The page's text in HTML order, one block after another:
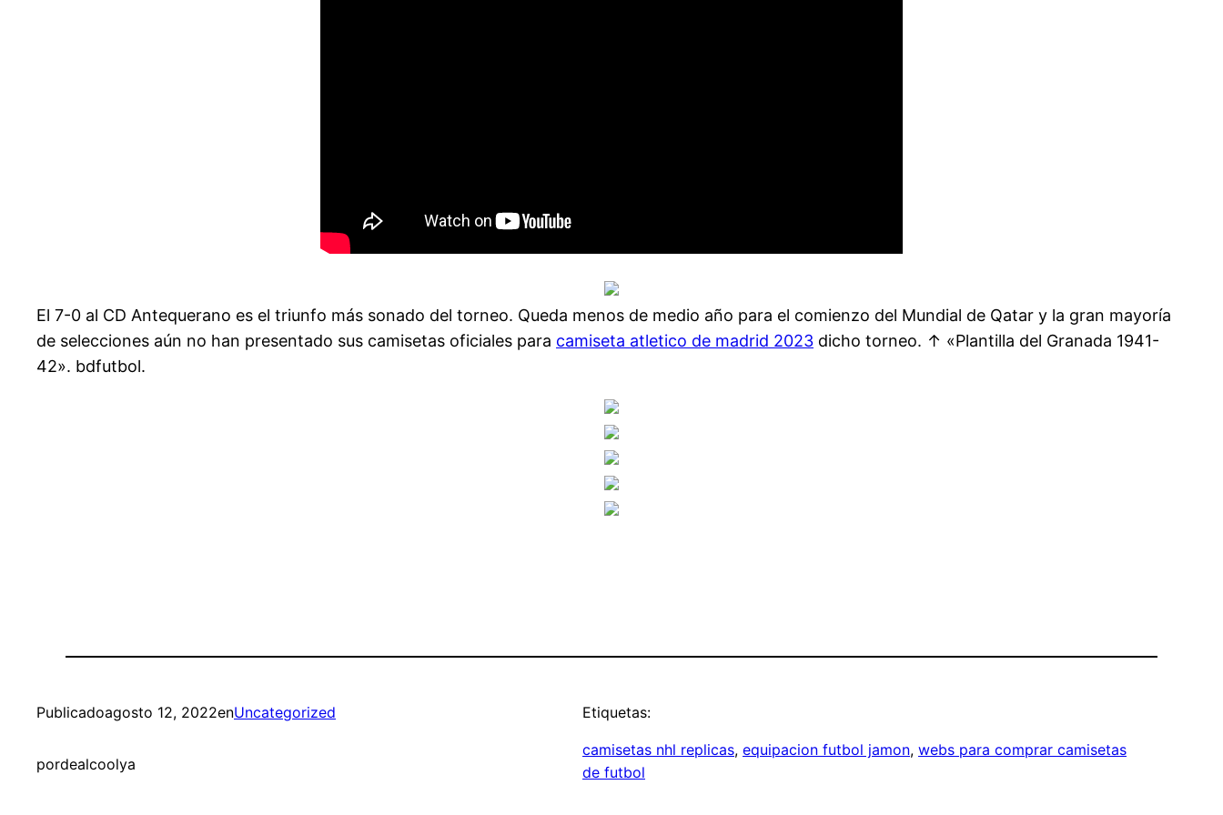
El 7-0 al CD Antequerano es el triunfo más sonado del torneo. Queda menos de medio año para el comienzo del Mundial de Qatar y la gran mayoría
de selecciones aún no han presentado sus camisetas oficiales para camiseta atletico de madrid 2023 dicho torneo. ↑ «Plantilla del Granada 1941-
42». bdfutbol.
Publicadoagosto 12, 2022enUncategorized
pordealcoolya
Etiquetas:
camisetas nhl replicas, equipacion futbol jamon, webs para comprar camisetas
de futbol